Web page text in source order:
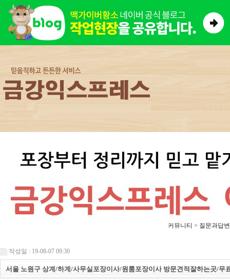
커뮤니티 > 질문과답변
작성일 : 19-08-07 09:30
서울 노원구 상계/하계/사무실포장이사/원룸포장이사 방문견적잘하는곳/무